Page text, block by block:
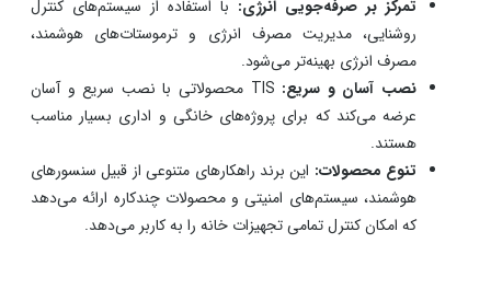
تمرکز بر صرفه‌جویی انرژی:با استفاده از سیستم‌های کنترل
روشنایی، مدیریت مصرف انرژی و ترموستات‌های هوشمند،
مصرف انرژی بهینه‌تر می‌شود.
نصب آسان و سریع:
TIS محصولاتی با نصب سریع و آسان
عرضه می‌کند که برای پروژه‌های خانگی و اداری بسیار مناسب
هستند.
تنوع محصولات:این برند راهکارهای متنوعی از قبیل سنسورهای
هوشمند، سیستم‌های امنیتی و محصولات چندکاره ارائه می‌دهد
که امکان کنترل تمامی تجهیزات خانه را به کاربر می‌دهد.